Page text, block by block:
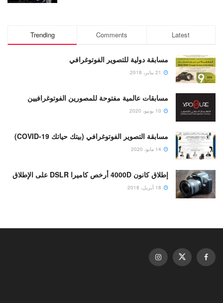
Trending Comments Latest
مسابقة دولية للتصوير الفوتوغرافي
مسابقات عالمية مفتوحة للمصورين الفوتوغرافيين
مسابقة التصوير الفوتوغرافي (بيتك حياتك COVID-19)
إطلاق كانون 4000D أرخص كاميرا DSLR على الإطلاق